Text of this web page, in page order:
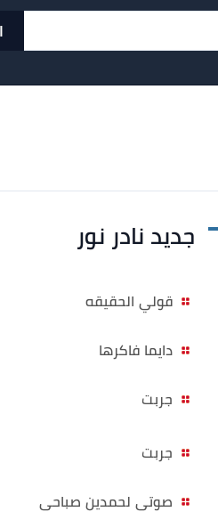
جديد نادر نور
قولي الحقيقه
دايما فاكرها
جربت
جربت
صوتى لحمدين صباحى